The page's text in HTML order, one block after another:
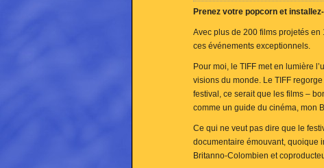
Prenez votre popcorn et
Avec plus de 200 films projetés en
ces événements exceptionnels.
Pour moi, le TIFF met en lumière
visions du monde. Le TIFF
festival, ce serait que les films –
comme un guide du cinéma, mon
Ce qui ne veut pas dire que le
documentaire émouvant, quoique
Britanno-Colombien et